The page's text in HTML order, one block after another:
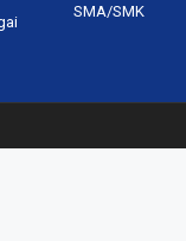
SMA/SMK